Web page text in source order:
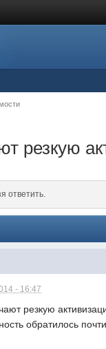
резкую
ответить.
- 16:47
резкую
обратилось